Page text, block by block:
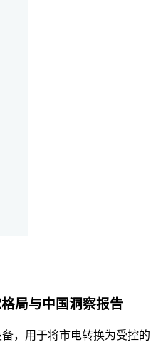
局与中国洞察报告
，用于将市电转换为受控的